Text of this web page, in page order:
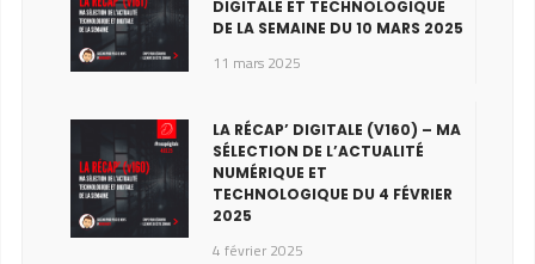
DIGITALE ET TECHNOLOGIQUE
DE LA SEMAINE DU 10 MARS 2025
11 mars 2025
LA RÉCAP’ DIGITALE (V160) – MA
SÉLECTION DE L’ACTUALITÉ
NUMÉRIQUE ET
TECHNOLOGIQUE DU 4 FÉVRIER
2025
4 février 2025